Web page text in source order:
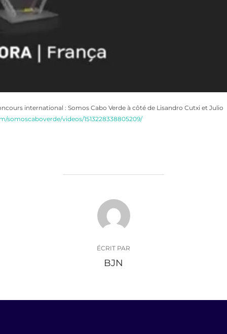
international : Somos Cabo Verde à côté de Lisandro Cutxi et Julio
somoscaboverde/videos/1513228338805209/
AUTEUR DE LA PUBLICATION
ÉCRIT PAR
BJN